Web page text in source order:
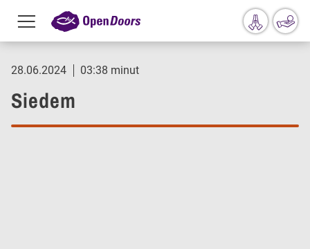
Menu
toggle
28.06.2024
03:38 minut
Siedem